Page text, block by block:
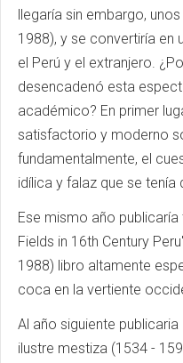
llegaría sin embargo,
1988), y se convertiría en
el Perú y el extranjero.
desencadenó esta
académico? En primer
satisfactorio y moderno
fundamentalmente, el
idílica y falaz que se
Ese mismo año
Fields in 16th Century
1988) libro altamente
coca en la vertiente
Al año siguiente
ilustre mestiza (1534 -